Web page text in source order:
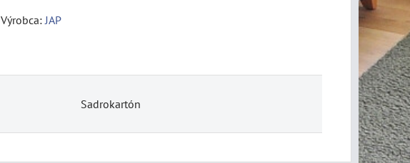
Výrobca: JAP
Sadrokartón